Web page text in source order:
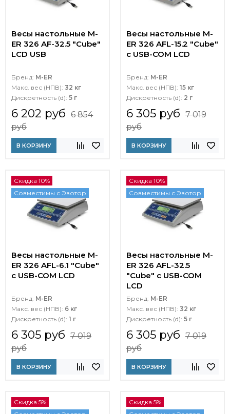
Весы настольные M-
ER 326 AF-32.5 "Cube"
LCD USB
Бренд: M-ER
Макс. вес (НПВ): 32 кг
Дискретность (d): 5 г
6 202 руб 6 854
руб
В КОРЗИНУ
Весы настольные M-
ER 326 AFL-15.2 "Cube"
c USB-COM LCD
Бренд: M-ER
Макс. вес (НПВ): 15 кг
Дискретность (d): 2 г
6 305 руб 7 019
руб
В КОРЗИНУ
Скидка 10%
Совместимы с Эвотор
Весы настольные M-
ER 326 AFL-6.1 "Cube"
c USB-COM LCD
Бренд: M-ER
Макс. вес (НПВ): 6 кг
Дискретность (d): 1 г
6 305 руб 7 019
руб
В КОРЗИНУ
Скидка 10%
Совместимы с Эвотор
Весы настольные M-
ER 326 AFL-32.5
"Cube" c USB-COM
LCD
Бренд: M-ER
Макс. вес (НПВ): 32 кг
Дискретность (d): 5 г
6 305 руб 7 019
руб
В КОРЗИНУ
Скидка 5%
Скидка 5%